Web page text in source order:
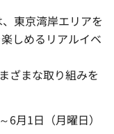
、東京湾岸エリアを
しめるリアルイベ
ざまな取り組みを
6月1日（月曜日）